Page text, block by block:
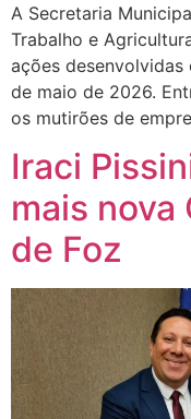
A Secretaria
Trabalho e
ações
de maio de 2026.
os mutirões de
Iraci
mais nova
de Foz